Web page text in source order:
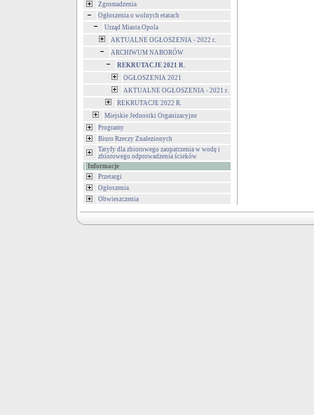
Zgromadzenia
Ogłoszenia o wolnych etatach
Urząd Miasta Opola
AKTUALNE OGŁOSZENIA - 2022 r.
ARCHIWUM NABORÓW
REKRUTACJE 2021 R.
OGŁOSZENIA 2021
AKTUALNE OGŁOSZENIA - 2021 r.
REKRUTACJE 2022 R.
Miejskie Jednostki Organizacyjne
Programy
Biuro Rzeczy Znalezionych
Tatyfy dla zbiorowego zaopatrzenia w wodę i
zbiorowego odprowadzenia ścieków
Informacje
Przetargi
Ogłoszenia
Obwieszczenia